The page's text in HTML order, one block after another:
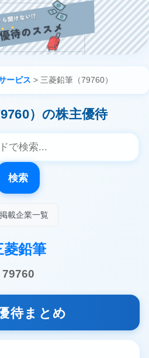
ービス > 三菱鉛筆（79760）
）の株主優待
検索
載企業一覧
菱鉛筆
79760
待まとめ